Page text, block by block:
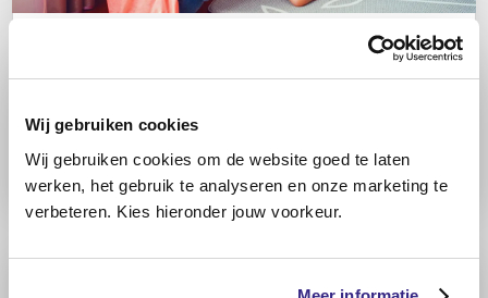
Wij gebruiken cookies
Wij gebruiken cookies om de website goed te laten
werken, het gebruik te analyseren en onze marketing te
verbeteren. Kies hieronder jouw voorkeur.
Kinderen en vrije tijd: wat te doen in
de vakantie met mijn kind?
Lees meer